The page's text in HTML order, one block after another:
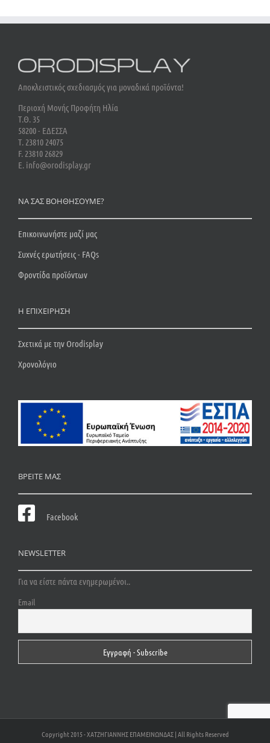
Αποκλειστικός σχεδιασμός για μοναδικά προϊόντα!
Περιοχή Μονής Προφήτη Ηλία
Τ.Θ. 35
58200 - ΕΔΕΣΣΑ
Τ. 23810 24075
F. 23810 26829
E. info@orodisplay.gr
ΝΑ ΣΑΣ ΒΟΗΘΗΣΟΥΜΕ?
Επικοινωνήστε μαζί μας
Συχνές ερωτήσεις - FAQs
Φροντίδα προϊόντων
Η ΕΠΙΧΕΙΡΗΣΗ
Σχετικά με την Orodisplay
Χρονολόγιο
ΒΡΕΙΤΕ ΜΑΣ
Facebook
NEWSLETTER
Για να είστε πάντα ενημερωμένοι..
Email
Copyright 2015 - ΧΑΤΖΗΓΙΑΝΝΗΣ ΕΠΑΜΕΙΝΩΝΔΑΣ | All Rights Reserved